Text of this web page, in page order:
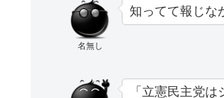
名無し
知ってて報じな
「立憲民主党